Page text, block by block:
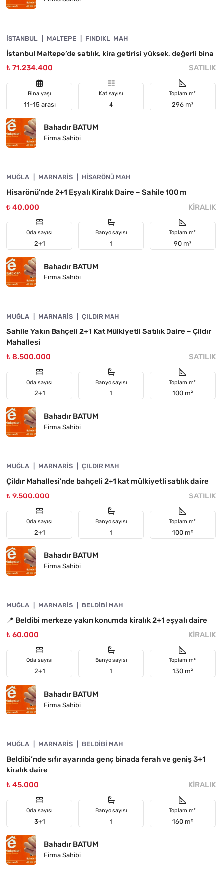
ACIL
İSTANBUL MALTEPE FINDIKLI MAH
İstanbul Maltepe’de satılık, kira getirisi yüksek, değerli bina
₺ 71.234.400
SATILIK
Bina yaşı
11-15 arası
Kat sayısı
4
Toplam m²
296 m²
Bahadır BATUM
Firma Sahibi
KIRALIK
MUĞLA MARMARIS HISARÖNÜ MAH
Hisarönü'nde 2+1 Eşyalı Kiralık Daire – Sahile 100 m
₺ 40.000
KIRALIK
Oda sayısı
2+1
Banyo sayısı
1
Toplam m²
90 m²
Bahadır BATUM
Firma Sahibi
YATIRIMA UYGUN
MUĞLA MARMARIS ÇILDIR MAH
Sahile Yakın Bahçeli 2+1 Kat Mülkiyetli Satılık Daire – Çildır
Mahallesi
₺ 8.500.000
SATILIK
Oda sayısı
2+1
Banyo sayısı
1
Toplam m²
100 m²
Bahadır BATUM
Firma Sahibi
YATIRIMA UYGUN
MUĞLA MARMARIS ÇILDIR MAH
Çildır Mahallesi'nde bahçeli 2+1 kat mülkiyetli satılık daire
₺ 9.500.000
SATILIK
Oda sayısı
2+1
Banyo sayısı
1
Toplam m²
100 m²
Bahadır BATUM
Firma Sahibi
ÖNE ÇIKAN
MUĞLA MARMARIS BELDIBI MAH
📍 Beldibi merkeze yakın konumda kiralık 2+1 eşyalı daire
₺ 60.000
KIRALIK
Oda sayısı
2+1
Banyo sayısı
1
Toplam m²
130 m²
Bahadır BATUM
Firma Sahibi
ÖNE ÇIKAN
MUĞLA MARMARIS BELDIBI MAH
Beldibi’nde sıfır ayarında genç binada ferah ve geniş 3+1
kiralık daire
₺ 45.000
KIRALIK
Oda sayısı
3+1
Banyo sayısı
1
Toplam m²
160 m²
Bahadır BATUM
Firma Sahibi